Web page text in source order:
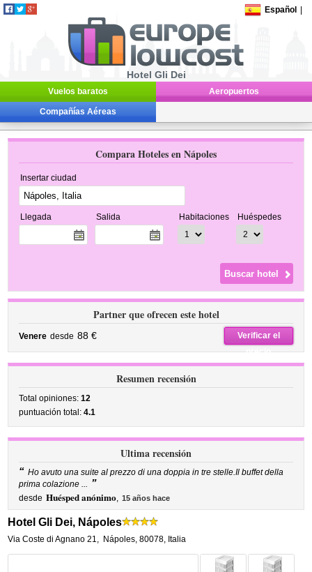
Español
Hotel Gli Dei
Vuelos baratos Aeropuertos
Compañías Aéreas
Compara Hoteles en Nápoles
Insertar ciudad
Llegada Salida Habitaciones Huéspedes
Partner que ofrecen este hotel
Venere desde 88 €
Verificar el
precio
Resumen recensión
Total opiniones:12
puntuación total:4.1
Ultima recensión
“ Ho avuto una suite al prezzo di una doppia in tre stelle.Il buffet della
prima colazione ... ”
desde Huésped anónimo, 15 años hace
Hotel Gli Dei, Nápoles
Via Coste di Agnano 21, Nápoles,80078, Italia